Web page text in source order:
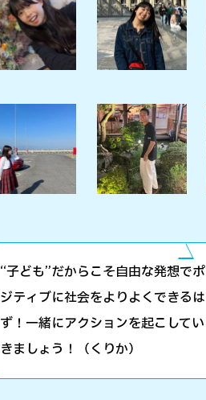
“子ども”だからこそ自由な発想でポ
ジティブに社会をよりよくできるは
ず！一緒にアクションを起こしてい
きましょう！（くりか）